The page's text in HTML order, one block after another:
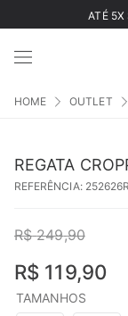
ATÉ 5X
OUTLET
REGATA
REFERÊNCIA:
R$ 249,90
R$ 119,90
TAMANHOS